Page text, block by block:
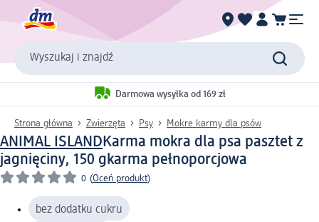
Wyszukaj i znajdź
Darmowa wysyłka od 169 zł
Strona główna Zwierzęta Psy Mokre karmy dla psów
ANIMAL ISLAND Karma mokra dla psa pasztet z
jagnięciny, 150 gkarma pełnoporcjowa
0 (Oceń produkt)
bez dodatku cukru